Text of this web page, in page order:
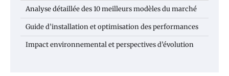
Analyse détaillée des 10 meilleurs modèles du marché
Guide d’installation et optimisation des performances
Impact environnemental et perspectives d’évolution